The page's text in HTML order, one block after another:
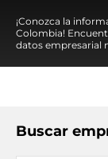
¡Conozca la
Colombia!
datos empresarial
Buscar